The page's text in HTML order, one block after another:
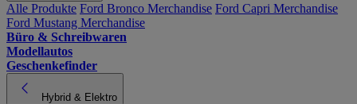
Alle Produkte Ford Bronco Merchandise Ford Capri Merchandise
Ford Mustang Merchandise
Büro & Schreibwaren
Modellautos
Geschenkefinder
Hybrid & Elektro